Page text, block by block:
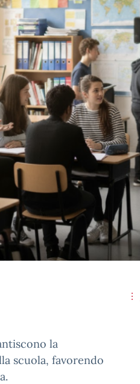
la
scuola, favorendo